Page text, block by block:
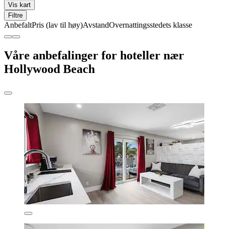
Vis kart
Filtre
AnbefaltPris (lav til høy)AvstandOvernattingsstedets klasse
Våre anbefalinger for hoteller nær
Hollywood Beach